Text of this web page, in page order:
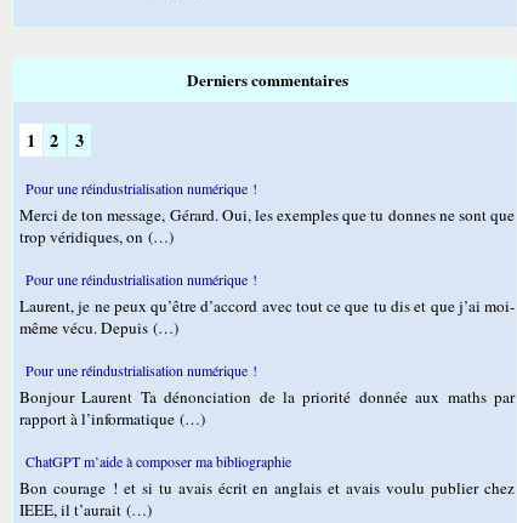
Derniers commentaires
1 2 3
Pour une réindustrialisation numérique !
Merci de ton message, Gérard. Oui, les exemples que tu donnes ne sont que
trop véridiques, on (…)
Pour une réindustrialisation numérique !
Laurent, je ne peux qu’être d’accord avec tout ce que tu dis et que j’ai moi-
même vécu. Depuis (…)
Pour une réindustrialisation numérique !
Bonjour Laurent Ta dénonciation de la priorité donnée aux maths par
rapport à l’informatique (…)
ChatGPT m’aide à composer ma bibliographie
Bon courage ! et si tu avais écrit en anglais et avais voulu publier chez
IEEE, il t’aurait (…)